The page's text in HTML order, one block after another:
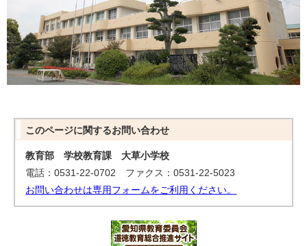
このページに関するお問い合わせ
教育部 学校教育課 大草小学校
電話：0531-22-0702 ファクス：0531-22-5023
お問い合わせは専用フォームをご利用ください。